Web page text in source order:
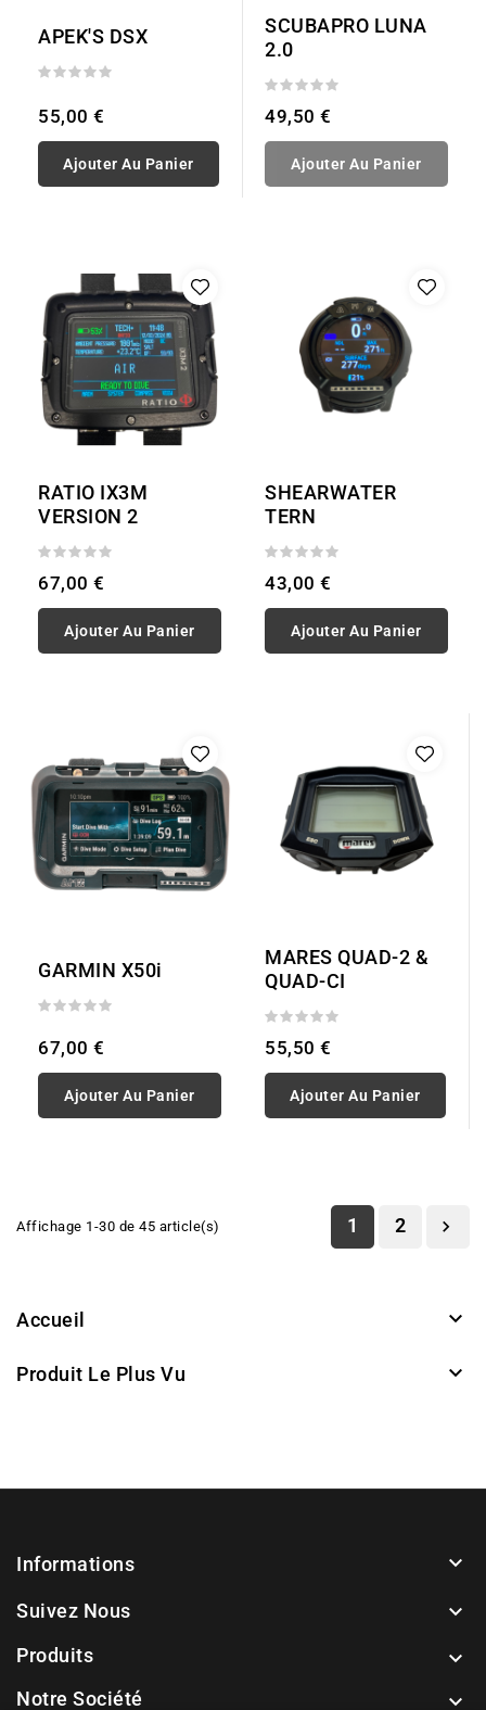
APEK'S DSX
55,00 €
Ajouter Au Panier
SCUBAPRO LUNA
2.0
49,50 €
Ajouter Au Panier
RATIO IX3M
VERSION 2
67,00 €
Ajouter Au Panier
SHEARWATER
TERN
43,00 €
Ajouter Au Panier
GARMIN X50i
67,00 €
Ajouter Au Panier
MARES QUAD-2 &
QUAD-CI
55,50 €
Ajouter Au Panier
Affichage 1-30 de 45 article(s) 1 2 
Accueil 
Produit Le Plus Vu 
Informations 
Suivez Nous 
Produits 
Notre Société 